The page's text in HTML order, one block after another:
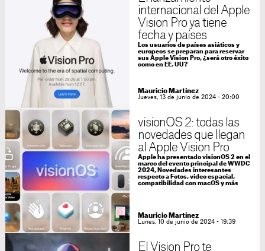
internacional del Apple
Vision Pro ya tiene
fecha y países
Los usuarios de países asiáticos y
europeos se preparan para reservar
sus Apple Vision Pro, ¿será otro éxito
como en EE. UU?
Mauricio Martínez
Jueves, 13 de junio de 2024 - 20:00
visionOS 2: todas las
novedades que llegan
al Apple Vision Pro
Apple ha presentado visionOS 2 en el
marco del evento principal de WWDC
2024, Novedades interesantes
respecto a Fotos, vídeo espacial,
compatibilidad con macOS y más
Mauricio Martínez
Lunes, 10 de junio de 2024 - 19:39
El Vision Pro te